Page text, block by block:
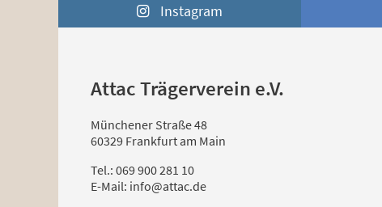
Instagram
Attac Trägerverein e.V.
Münchener Straße 48
60329 Frankfurt am Main
Tel.: 069 900 281 10
E-Mail: info@attac.de